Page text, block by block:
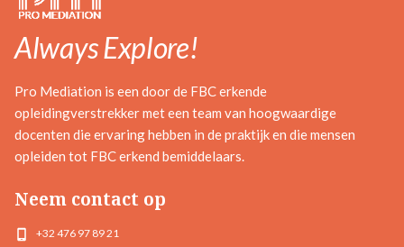
Always Explore!
Pro Mediation is een door de FBC erkende
opleidingverstrekker met een team van hoogwaardige
docenten die ervaring hebben in de praktijk en die mensen
opleiden tot FBC erkend bemiddelaars.
Neem contact op
+32 476 97 89 21